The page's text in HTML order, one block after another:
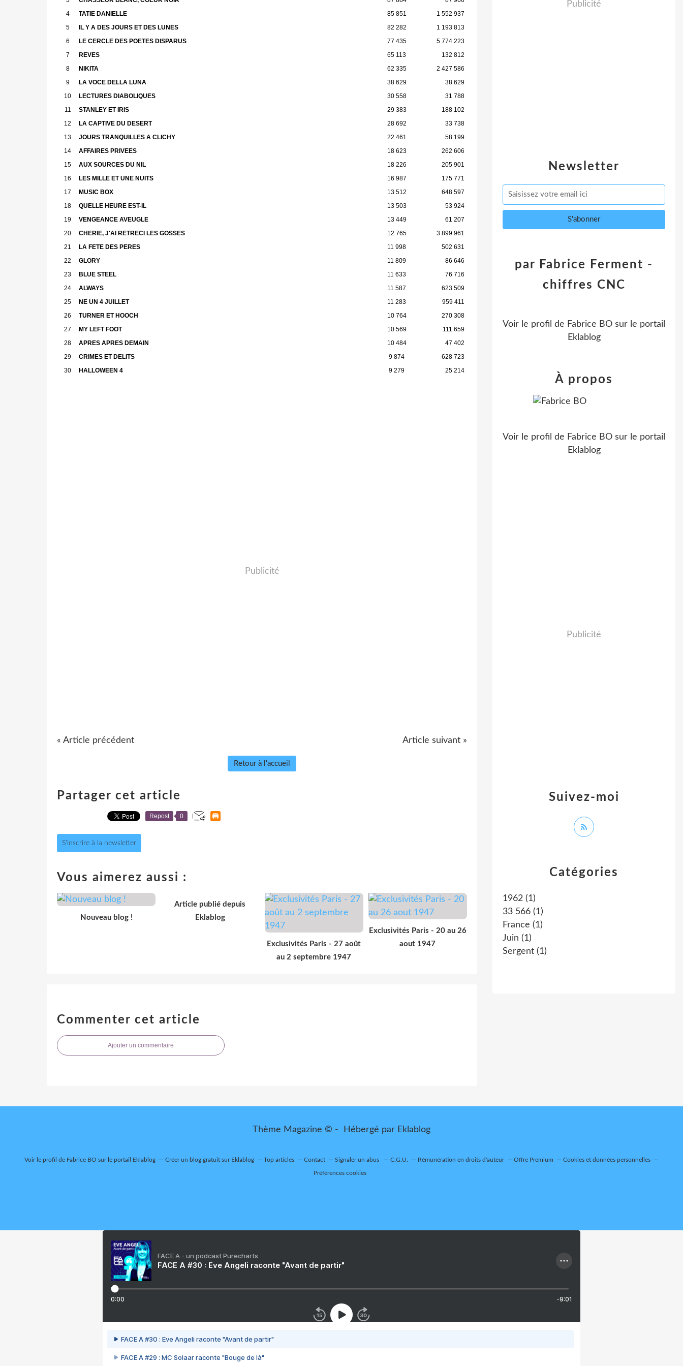
4
TATIE DANIELLE 85 851
1 552 937
5
IL Y A DES JOURS ET DES LUNES 82 282
1 193 813
6
LE CERCLE DES POETES DISPARUS 77 435
5 774 223
7
REVES 65 113
132 812
8
NIKITA 62 335
2 427 586
9
LA VOCE DELLA LUNA 38 629
38 629
10
LECTURES DIABOLIQUES 30 558
31 788
11
STANLEY ET IRIS 29 383
188 102
12
LA CAPTIVE DU DESERT 28 692
33 738
13
JOURS TRANQUILLES A CLICHY 22 461
58 199
14
AFFAIRES PRIVEES 18 623
262 606
15
AUX SOURCES DU NIL 18 226
205 901
16
LES MILLE ET UNE NUITS 16 987
175 771
17
MUSIC BOX 13 512
648 597
18
QUELLE HEURE EST-IL 13 503
53 924
19
VENGEANCE AVEUGLE 13 449
61 207
20
CHERIE, J'AI RETRECI LES GOSSES 12 765
3 899 961
21
LA FETE DES PERES 11 998
502 631
22
GLORY 11 809
86 646
23
BLUE STEEL 11 633
76 716
24
ALWAYS 11 587
623 509
25
NE UN 4 JUILLET 11 283
959 411
26
TURNER ET HOOCH 10 764
270 308
27
MY LEFT FOOT 10 569
111 659
28
APRES APRES DEMAIN 10 484
47 402
29
CRIMES ET DELITS 9 874
628 723
30
HALLOWEEN 4 9 279 25 214
Publicité
« Article précédent Article suivant »
Retour à l'accueil
Partager cet article
Repost 0
S'inscrire à la newsletter
Vous aimerez aussi :
Nouveau blog !
Article publié depuis
Eklablog
Exclusivités Paris - 27 août
au 2 septembre 1947
Exclusivités Paris - 20 au 26
aout 1947
Commenter cet article
Ajouter un commentaire
Newsletter
Publicité
Catégories
1962 (1)
33 566 (1)
France (1)
Juin (1)
Sergent (1)
par Fabrice Ferment -
chiffres CNC
Voir le profil de Fabrice BO sur le portail
Eklablog
Suivez-moi
À propos
Voir le profil de Fabrice BO sur le portail
Eklablog
Publicité
Thème Magazine © - Hébergé par Eklablog
Voir le profil de Fabrice BO sur le portail Eklablog Créer un blog gratuit sur Eklablog Top articles Contact Signaler un abus C.G.U. Rémunération en droits d'auteur Offre Premium Cookies et données personnelles
Préférences cookies
FACE A - un podcast Purecharts
FACE A #30 : Eve Angeli raconte "Avant de partir"
0:00 -9:01
FACE A #30 : Eve Angeli raconte "Avant de partir"
FACE A #29 : MC Solaar raconte "Bouge de là"